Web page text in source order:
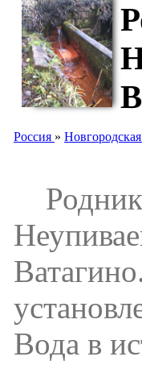
Россия »
Родник
Вода в